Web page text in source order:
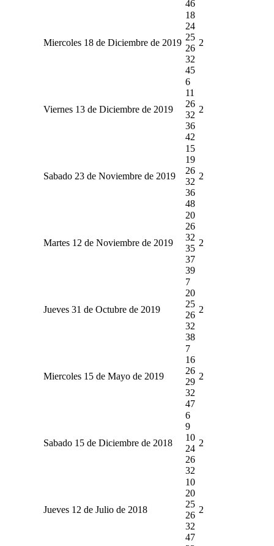
46
Miercoles 18 de Diciembre de 2019
18
24
25
26
32
45
2
Viernes 13 de Diciembre de 2019
6
11
26
32
36
42
2
Sabado 23 de Noviembre de 2019
15
19
26
32
36
48
2
Martes 12 de Noviembre de 2019
20
26
32
35
37
39
2
Jueves 31 de Octubre de 2019
7
20
25
26
32
38
2
Miercoles 15 de Mayo de 2019
7
16
26
29
32
47
2
Sabado 15 de Diciembre de 2018
6
9
10
24
26
32
2
Jueves 12 de Julio de 2018
10
20
25
26
32
47
2